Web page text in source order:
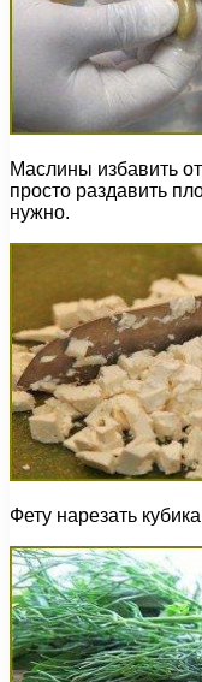
Маслины избавить
просто раздавить
нужно.
Фету нарезать